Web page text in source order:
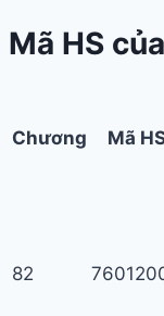
Mã HS
Chương Mã
82